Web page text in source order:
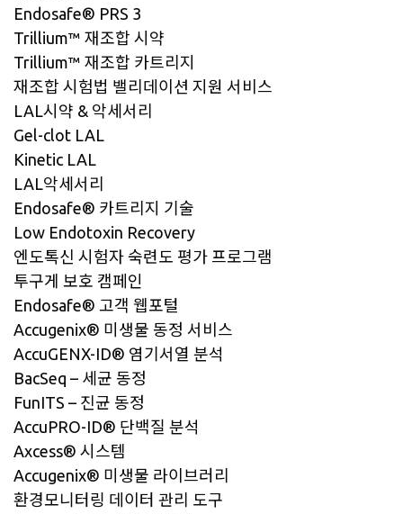
Endosafe® PRS 3
Trillium™ 재조합 시약
Trillium™ 재조합 카트리지
재조합 시험법 밸리데이션 지원 서비스
LAL시약 & 악세서리
Gel-clot LAL
Kinetic LAL
LAL악세서리
Endosafe® 카트리지 기술
Low Endotoxin Recovery
엔도톡신 시험자 숙련도 평가 프로그램
투구게 보호 캠페인
Endosafe® 고객 웹포털
Accugenix® 미생물 동정 서비스
AccuGENX-ID® 염기서열 분석
BacSeq – 세균 동정
FunITS – 진균 동정
AccuPRO-ID® 단백질 분석
Axcess® 시스템
Accugenix® 미생물 라이브러리
환경모니터링 데이터 관리 도구